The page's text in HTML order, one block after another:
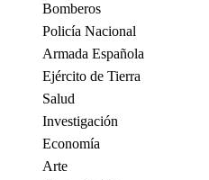
Bomberos
Policía Nacional
Armada Española
Ejército de Tierra
Salud
Investigación
Economía
Arte